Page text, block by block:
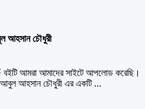
আহসান চৌধুরী
আমরা আমাদের সাইটে আপলোড করেছি।
আবুল আহসান চৌধুরী এর একটি ...